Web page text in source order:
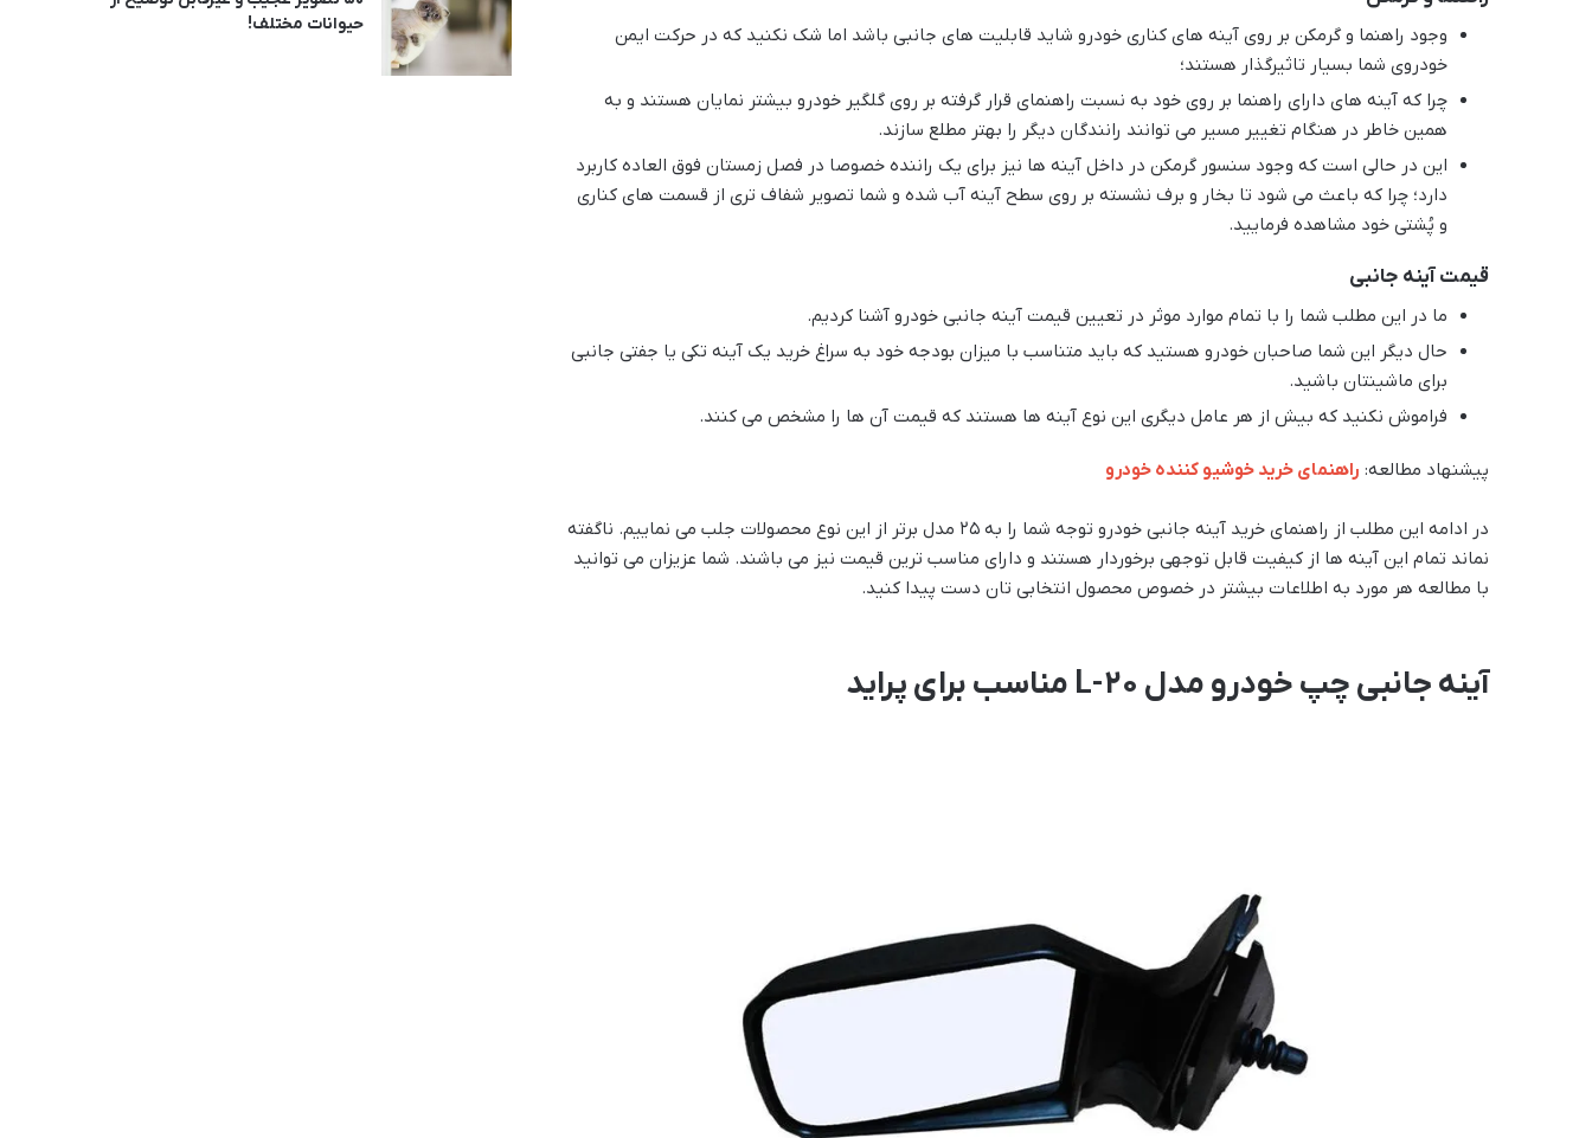
وجود راهنما و گرمکن بر روی آینه های کناری خودرو شاید قابلیت های جانبی باشد اما شک نکنید که در حرکت ایمن
خودروی شما بسیار تاثیرگذار هستند؛
چرا که آینه های دارای راهنما بر روی خود به نسبت راهنمای قرار گرفته بر روی گلگیر خودرو بیشتر نمایان هستند و به
همین خاطر در هنگام تغییر مسیر می توانند رانندگان دیگر را بهتر مطلع سازند.
این در حالی است که وجود سنسور گرمکن در داخل آینه ها نیز برای یک راننده خصوصا در فصل زمستان فوق العاده کاربرد
دارد؛ چرا که باعث می شود تا بخار و برف نشسته بر روی سطح آینه آب شده و شما تصویر شفاف تری از قسمت های کناری
و پُشتی خود مشاهده فرمایید.
قیمت آینه جانبی
ما در این مطلب شما را با تمام موارد موثر در تعیین قیمت آینه جانبی خودرو آشنا کردیم.
حال دیگر این شما صاحبان خودرو هستید که باید متناسب با میزان بودجه خود به سراغ خرید یک آینه تکی یا جفتی جانبی
برای ماشینتان باشید.
فراموش نکنید که بیش از هر عامل دیگری این نوع آینه ها هستند که قیمت آن ها را مشخص می کنند.
پیشنهاد مطالعه: راهنمای خرید خوشیو کننده خودرو
در ادامه این مطلب از راهنمای خرید آینه جانبی خودرو توجه شما را به ۲۵ مدل برتر از این نوع محصولات جلب می نماییم. ناگفته
نماند تمام این آینه ها از کیفیت قابل توجهی برخوردار هستند و دارای مناسب ترین قیمت نیز می باشند. شما عزیزان می توانید
با مطالعه هر مورد به اطلاعات بیشتر در خصوص محصول انتخابی تان دست پیدا کنید.
آینه جانبی چپ خودرو مدل L-20 مناسب برای پراید
حیوانات مختلف!